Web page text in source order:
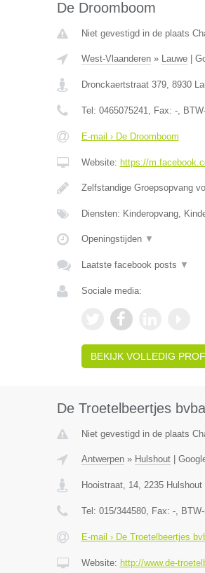
De Droomboom
Niet gevestigd in de plaats
West-Vlaanderen» Lauwe|
Dronckaertstraat 379, 8930
Tel: 0465075241, Fax: -,
E-mail › De Droomboom
Website: https://
Zelfstandige Groepsopvang
Diensten: Kinderopvang,
Openingstijden ▼
Laatste facebook posts ▼
Sociale media:
BEKIJK VOLLEDIG
De Troetelbeertjes bvba
Niet gevestigd in de plaats
Antwerpen» Hulshout|
Hooistraat, 14, 2235 Hulshout
Tel: 015/344580, Fax: -,
E-mail › De Troetelbeertjes
Website: http://www.de-